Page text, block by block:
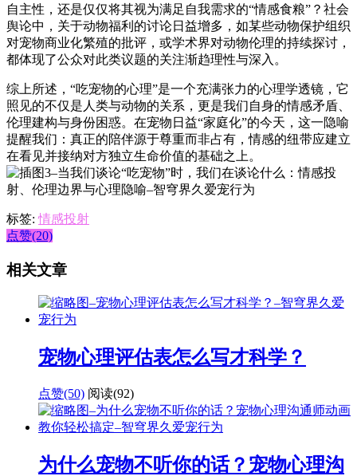
自主性，还是仅仅将其视为满足自我需求的“情感食粮”？社会
舆论中，关于动物福利的讨论日益增多，如某些动物保护组织
对宠物商业化繁殖的批评，或学术界对动物伦理的持续探讨，
都体现了公众对此类议题的关注渐趋理性与深入。
综上所述，“吃宠物的心理”是一个充满张力的心理学透镜，它
照见的不仅是人类与动物的关系，更是我们自身的情感矛盾、
伦理建构与身份困惑。在宠物日益“家庭化”的今天，这一隐喻
提醒我们：真正的陪伴源于尊重而非占有，情感的纽带应建立
在看见并接纳对方独立生命价值的基础之上。
标签: 情感投射
点赞(20)
相关文章
宠物心理评估表怎么写才科学？
点赞(50) 阅读(92)
为什么宠物不听你的话？宠物心理沟